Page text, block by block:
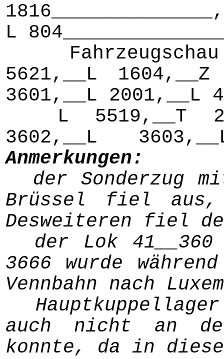
L
Fahrzeugschau
5621,__L
3601,__L 2001,__L
L 5519,__T
3602,__L
Anmerkungen:
der Sonderzug
Brüssel fiel aus,
Desweiteren fiel
der Lok
3666 wurde
Vennbahn nach
auch nicht an der
konnte, da in